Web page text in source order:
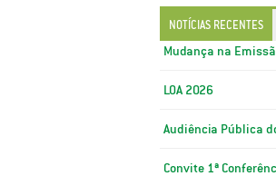
NOTÍCIAS RECENTES
Mudança na
LOA 2026
Audiência Pública
Convite 1ª